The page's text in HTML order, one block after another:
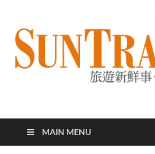
太陽網
MAIN MENU